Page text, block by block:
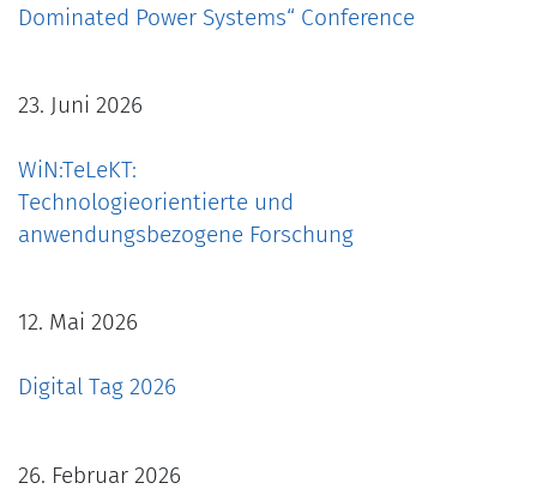
Dominated Power Systems“ Conference
23. Juni 2026
WiN:TeLeKT:
Technologieorientierte und
anwendungsbezogene Forschung
12. Mai 2026
Digital Tag 2026
26. Februar 2026